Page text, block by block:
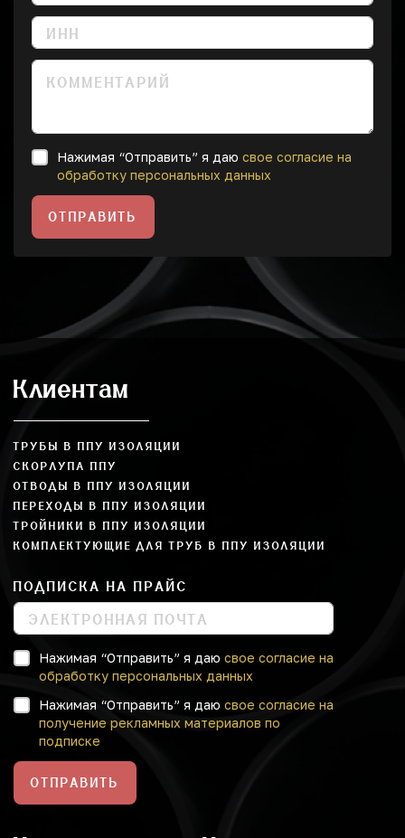
Нажимая “Отправить” я даю свое согласие на
обработку персональных данных
ОТПРАВИТЬ
Клиентам
ТРУБЫ В ППУ ИЗОЛЯЦИИ
СКОРЛУПА ППУ
ОТВОДЫ В ППУ ИЗОЛЯЦИИ
ПЕРЕХОДЫ В ППУ ИЗОЛЯЦИИ
ТРОЙНИКИ В ППУ ИЗОЛЯЦИИ
КОМПЛЕКТУЮЩИЕ ДЛЯ ТРУБ В ППУ ИЗОЛЯЦИИ
ПОДПИСКА НА ПРАЙС
Нажимая “Отправить” я даю свое согласие на
обработку персональных данных
Нажимая “Отправить” я даю свое согласие на
получение рекламных материалов по
подписке
ОТПРАВИТЬ